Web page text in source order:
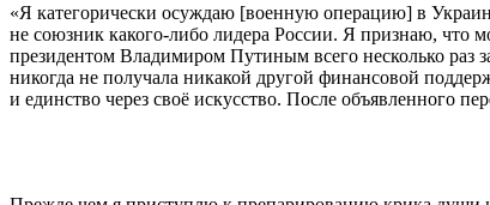
«Я категорически осуждаю [военную операцию] в
не союзник какого-либо лидера России. Я признаю, что
президентом Владимиром Путиным всего несколько раз
никогда не получала никакой другой финансовой
и единство через своё искусство. После объявленного